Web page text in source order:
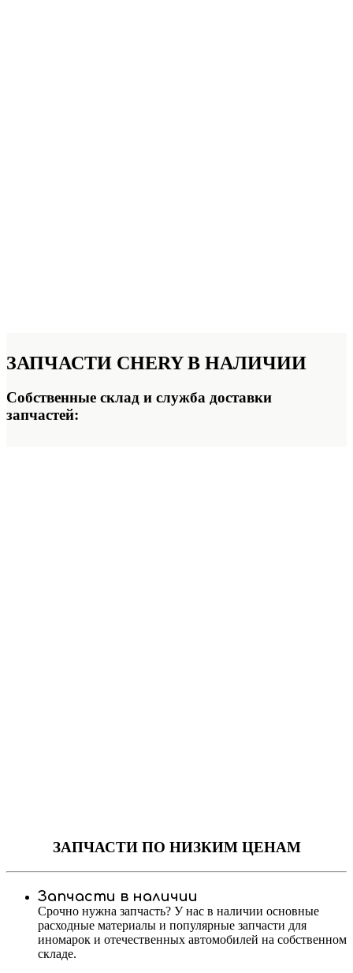
ЗАПЧАСТИ CHERYВ НАЛИЧИИ
Собственные склад и служба доставки
запчастей:
ЗАПЧАСТИПО НИЗКИМ ЦЕНАМ
Запчасти в наличии
Срочно нужна запчасть? У нас в наличии основные
расходные материалы и популярные запчасти для
иномарок и отечественных автомобилей на собственном
складе.